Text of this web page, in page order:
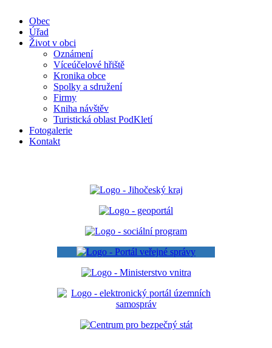
Obec
Úřad
Život v obci
Oznámení
Víceúčelové hřiště
Kronika obce
Spolky a sdružení
Firmy
Kniha návštěv
Turistická oblast PodKletí
Fotogalerie
Kontakt